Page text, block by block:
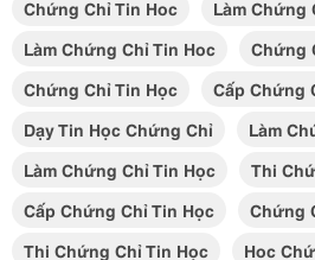
Chứng Chỉ Tin Hoc
Làm Chứng
Làm Chứng Chỉ Tin Hoc
Chứng
Chứng Chỉ Tin Học
Cấp Chứng
Dạy Tin Học Chứng Chỉ
Làm
Làm Chứng Chỉ Tin Học
Thi
Cấp Chứng Chỉ Tin Học
Chứng
Thi Chứng Chỉ Tin Học
Hoc